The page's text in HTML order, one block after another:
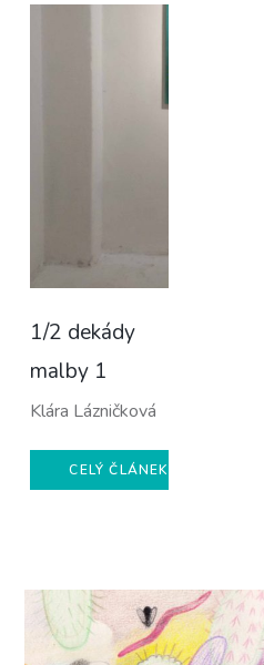
1/2 dekády
malby 1
Klára Lázničková
CELÝ ČLÁNEK